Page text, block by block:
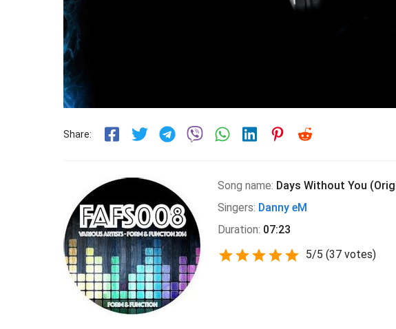
Share:
Song name: Days Without You
Singers: Danny eM
Duration: 07:23
5/5 (37 votes)